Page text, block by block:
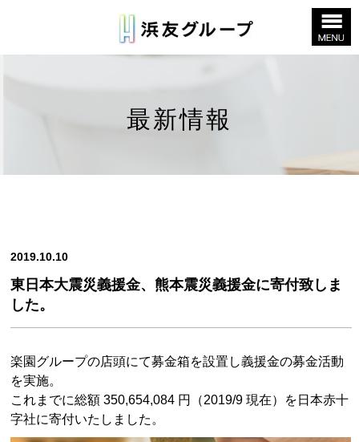
最新情報
2019.10.10
東日本大震災義援金、熊本震災義援金に寄付致しま
した。
楽園グループの店頭にて募金箱を設置し義援金の募金活動
を実施。
これまでに総額 350,654,084 円（2019/9 現在）を日本赤十
字社に寄付いたしました。